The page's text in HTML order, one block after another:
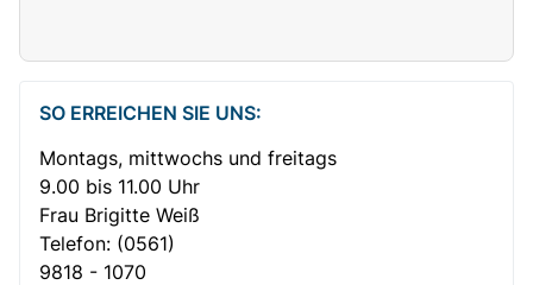
SO ERREICHEN SIE UNS:
Montags, mittwochs und freitags
9.00 bis 11.00 Uhr
Frau Brigitte Weiß
Telefon: (0561)
9818 - 1070